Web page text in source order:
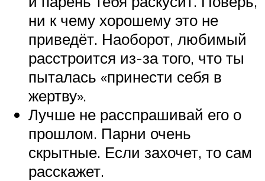
ни к чему хорошему это не
приведёт. Наоборот, любимый
расстроится из-за того, что ты
пыталась «принести себя в
жертву».
Лучше не расспрашивай его о
прошлом. Парни очень
скрытные. Если захочет, то сам
расскажет.